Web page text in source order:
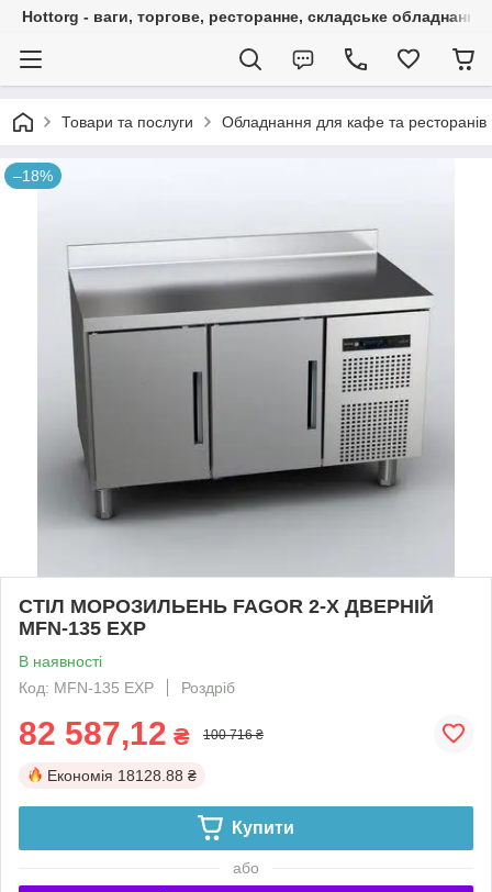
Hottorg - ваги, торгове, ресторанне, складське обладнання
Товари та послуги Обладнання для кафе та ресторанів
–18%
СТІЛ МОРОЗИЛЬЕНЬ FAGOR 2-Х ДВЕРНІЙ
MFN-135 EXP
В наявності
Код: MFN-135 EXP
Роздріб
82 587,12 ₴ 100 716 ₴
Економія 18128.88 ₴
Купити
або